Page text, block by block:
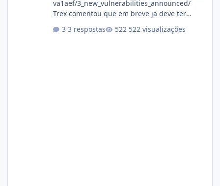
va1aef/3_new_vulnerabilities_announced/
Trex comentou que em breve ja deve ter
3 respostas 522 visualizações